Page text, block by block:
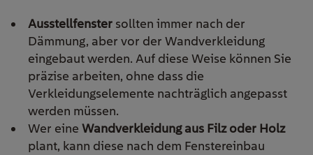
Ausstellfenster sollten immer nach der
Dämmung, aber vor der Wandverkleidung
eingebaut werden. Auf diese Weise können Sie
präzise arbeiten, ohne dass die
Verkleidungselemente nachträglich angepasst
werden müssen.
Wer eine Wandverkleidung aus Filz oder Holz
plant, kann diese nach dem Fenstereinbau